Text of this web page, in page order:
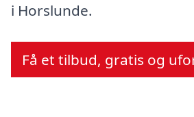
i Horslunde.
Få et tilbud, gratis og